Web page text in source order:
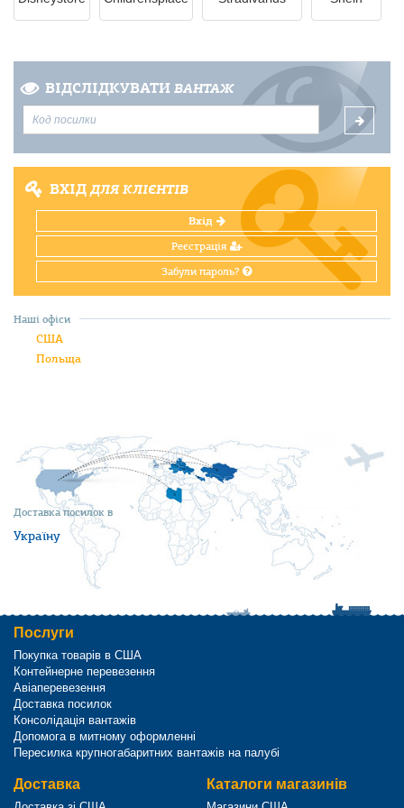
ВІДСЛІДКУВАТИ ВАНТАЖ
ВХІДДЛЯ КЛІЄНТІВ
Вхід
Реєстрація
Забули пароль?
Доставка посилок в
Україну
Наші офіси
США
Польща
Послуги
Покупка товарів в США
Контейнерне перевезення
Авіаперевезення
Доставка посилок
Консолідація вантажів
Допомога в митному оформленні
Пересилка крупногабаритних вантажів на палубі
Доставка Каталоги магазинів